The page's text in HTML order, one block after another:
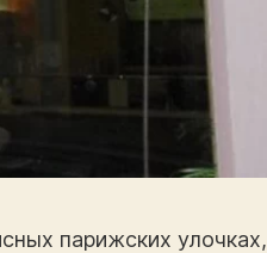
парижских улочках,